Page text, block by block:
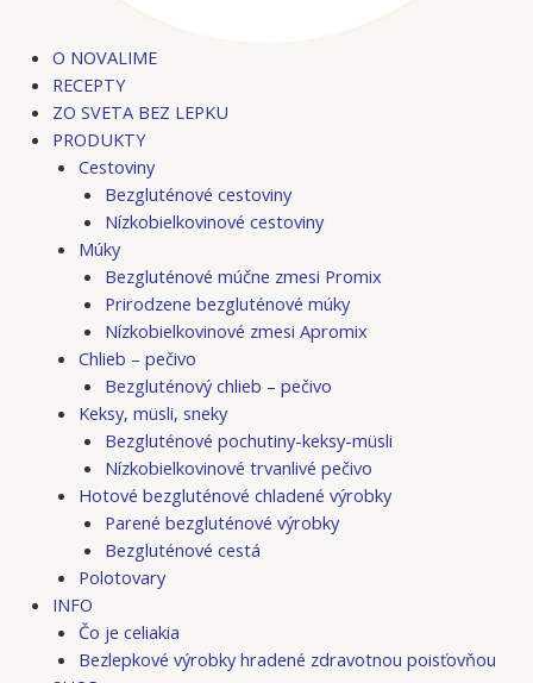
O NOVALIME
RECEPTY
ZO SVETA BEZ LEPKU
PRODUKTY
Cestoviny
Bezgluténové cestoviny
Nízkobielkovinové cestoviny
Múky
Bezgluténové múčne zmesi Promix
Prirodzene bezgluténové múky
Nízkobielkovinové zmesi Apromix
Chlieb – pečivo
Bezgluténový chlieb – pečivo
Keksy, müsli, sneky
Bezgluténové pochutiny-keksy-müsli
Nízkobielkovinové trvanlivé pečivo
Hotové bezgluténové chladené výrobky
Parené bezgluténové výrobky
Bezgluténové cestá
Polotovary
INFO
Čo je celiakia
Bezlepkové výrobky hradené zdravotnou poisťovňou